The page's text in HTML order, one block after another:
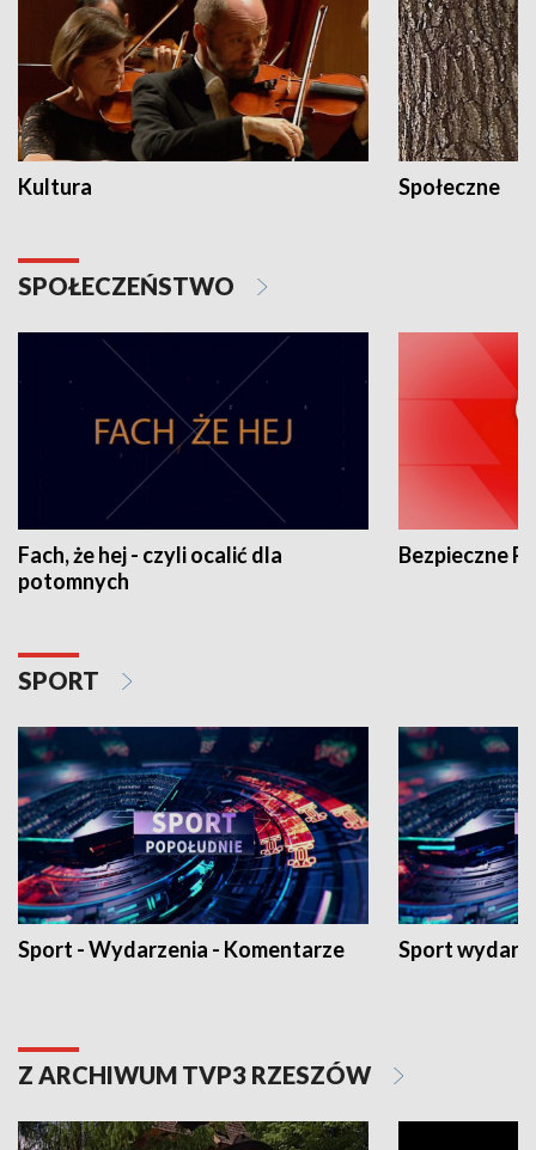
Kultura Społeczne
SPOŁECZEŃSTWO
Fach, że hej - czyli ocalić dla
potomnych
Bezpieczne
SPORT
Sport - Wydarzenia - Komentarze Sport
Z ARCHIWUM TVP3 RZESZÓW